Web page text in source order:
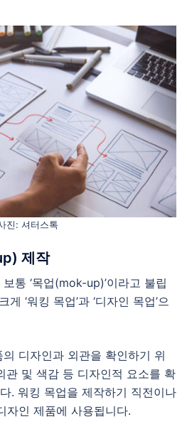
진: 셔터스톡
제작
통 ‘목업(mok-up)’이라고 불립
‘워킹 목업’과 ‘디자인 목업’으
디자인과 외관을 확인하기 위
관 및 색감 등 디자인적 요소를 확
. 워킹 목업을 제작하기 직전이나
자인 제품에 사용됩니다.